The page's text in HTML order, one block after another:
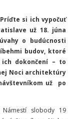
si ich vypočuť
už 18. júna
o budúcnosti
budov, ktoré
dokončení – to
Noci architektúry
už po
slobody 19